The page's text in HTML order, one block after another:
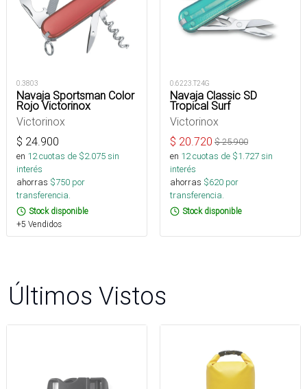
0.3803
Navaja Sportsman Color
Rojo Victorinox
Victorinox
$ 24.900
en 12cuotas de $2.075sin
interés
ahorras $750 por
transferencia.
Stock disponible
+5 Vendidos
0.6223.T24G
Navaja Classic SD
Tropical Surf
Victorinox
$ 20.720 $25.900
en 12cuotas de $1.727sin
interés
ahorras $620 por
transferencia.
Stock disponible
Últimos Vistos